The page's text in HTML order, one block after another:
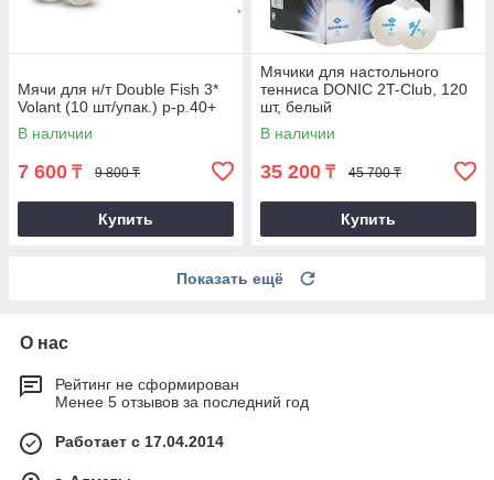
Мячи для н/т Double Fish 3*
Volant (10 шт/упак.) р-р.40+
В наличии
7 600 ₸ 9 800 ₸
Купить
Мячики для настольного
тенниса DONIC 2T-Club, 120
шт, белый
В наличии
35 200 ₸ 45 700 ₸
Купить
Показать ещё
О нас
Рейтинг не сформирован
Менее 5 отзывов за последний год
Работает с 17.04.2014